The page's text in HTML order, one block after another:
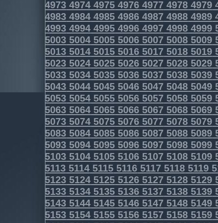
4973 4974 4975 4976 4977 4978 4979
4983 4984 4985 4986 4987 4988 4989
4993 4994 4995 4996 4997 4998 4999
5003 5004 5005 5006 5007 5008 5009
5013 5014 5015 5016 5017 5018 5019
5023 5024 5025 5026 5027 5028 5029
5033 5034 5035 5036 5037 5038 5039
5043 5044 5045 5046 5047 5048 5049
5053 5054 5055 5056 5057 5058 5059
5063 5064 5065 5066 5067 5068 5069
5073 5074 5075 5076 5077 5078 5079
5083 5084 5085 5086 5087 5088 5089
5093 5094 5095 5096 5097 5098 5099
5103 5104 5105 5106 5107 5108 5109
5113 5114 5115 5116 5117 5118 5119
5123 5124 5125 5126 5127 5128 5129
5133 5134 5135 5136 5137 5138 5139
5143 5144 5145 5146 5147 5148 5149
5153 5154 5155 5156 5157 5158 5159